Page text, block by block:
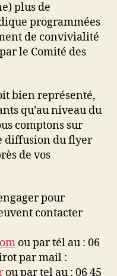
plus de
programmées
de convivialité
le Comité des
bien représenté,
qu’au niveau du
comptons sur
diffusion du flyer
de vos
pour
contacter
ou par tél au : 06
par mail :
ou par tel au : 06 45